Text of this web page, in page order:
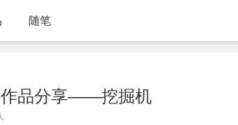
随笔
作品分享——挖掘机